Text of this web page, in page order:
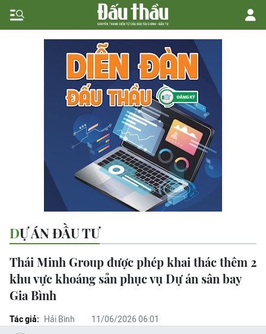
DỰ ÁN ĐẦU TƯ
Thái Minh Group được phép khai thác thêm 2
khu vực khoáng sản phục vụ Dự án sân bay
Gia Bình
Tác giả: Hải Bình 11/06/2026 06:01